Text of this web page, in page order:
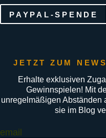
PAYPAL-SPENDE
JETZT ZUM
Erhalte exklusiven
Gewinnspielen! Mit
unregelmäßigen Abständen
sie im Blog
email